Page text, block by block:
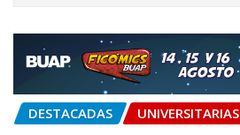
DESTACADAS UNIVERSITARIAS